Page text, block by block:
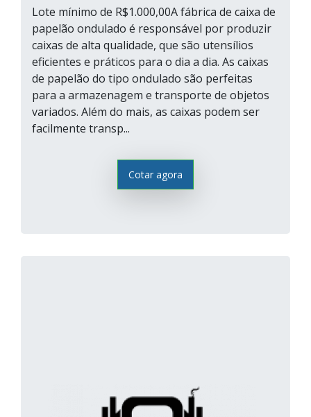
Lote mínimo de R$1.000,00A fábrica de caixa de
papelão ondulado é responsável por produzir
caixas de alta qualidade, que são utensílios
eficientes e práticos para o dia a dia. As caixas
de papelão do tipo ondulado são perfeitas
para a armazenagem e transporte de objetos
variados. Além do mais, as caixas podem ser
facilmente transp...
Cotar agora